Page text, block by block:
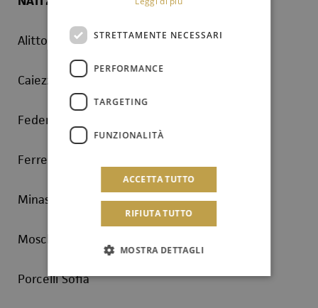
Alitto Pietro
Caiezza Clelia
Federico Virginia
Ferreri Mattia
Minasola Marta
Moschera Simona
Porcelli Sofia
STRETTAMENTE NECESSARI
PERFORMANCE
TARGETING
FUNZIONALITÀ
ACCETTA TUTTO
RIFIUTA TUTTO
MOSTRA DETTAGLI